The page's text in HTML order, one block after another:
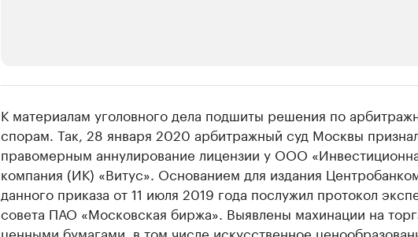
Крупные организации в нефтегазовой
Найдите и проверьте данные в каталоге
К материалам уголовного дела подшиты решения по
спорам. Так, 28 января 2020 арбитражный суд Москвы
правомерным аннулирование лицензии у ООО
компания (ИК) «Витус». Основанием для издания
данного приказа от 11 июля 2019 года послужил протокол
совета ПАО «Московская биржа». Выявлены махинации на
ценными бумагами, в том числе искусственное